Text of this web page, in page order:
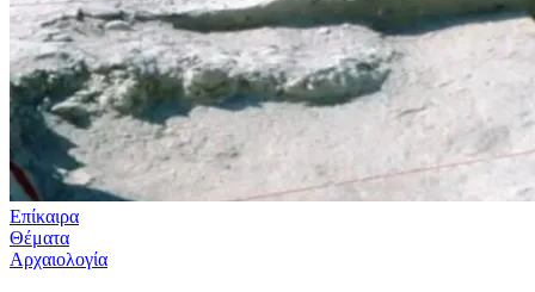
Επίκαιρα
Θέματα
Αρχαιολογία